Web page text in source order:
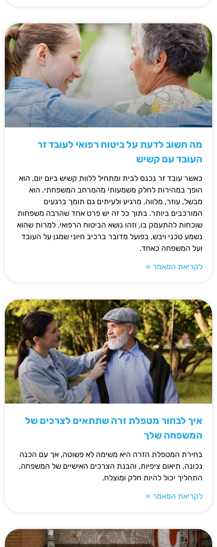
מה חשוב לדעת על ביטוח רפואי לעובד זר
העובד עם קשיש
כאשר עובד זר נכנס לבית ומתחיל ללוות קשיש ביום יום, הוא
הופך במהירות לחלק משמעותי מהמרחב המשפחתי. הוא
מבשל, עוזר, מלווה, מרגיע ולעיתים גם תומך ברגעים
המורכבים ביותר. בתוך כל זה יש פרט אחד שהרבה משפחות
שוכחות להתעמק בו, וזהו נושא הביטוח הרפואי. למרות שהוא
נשמע טכני ויבש, בפועל מדובר ברכיב חיוני שמגן על העובד
ועל המשפחה כאחד.
לקריאת המאמר »
איך לבחור מטפלת זרה שתתאים לצרכים של
המשפחה שלך
בחירת המטפלת הזרה היא משימה לא פשוטה, אך עם הכנה
נכונה, תיאום ציפיות, והבנת הצרכים האישיים של המשפחה,
התהליך יכול להיות חלק ומוצלח.
לקריאת המאמר »